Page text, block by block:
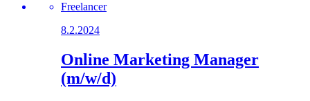
Freelancer
8.2.2024
Online Marketing Manager
(m/w/d)